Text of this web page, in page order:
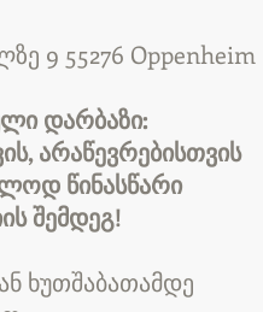
9 55276 Oppenheim
დარბაზი:
არაწევრებისთვის
წინასწარი
შემდეგ!
ხუთშაბათამდე